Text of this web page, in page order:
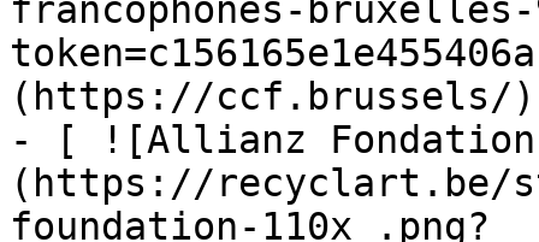
francophones-bruxelles-
(https://ccf.brussels/)
- [ ![Allianz
(https://recyclart.be/
foundation-110x_.png?